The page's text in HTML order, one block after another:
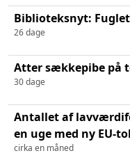
Biblioteksnyt:
26 dage
Atter sækkepibe på
30 dage
Antallet af
en uge med ny EU-
cirka en måned